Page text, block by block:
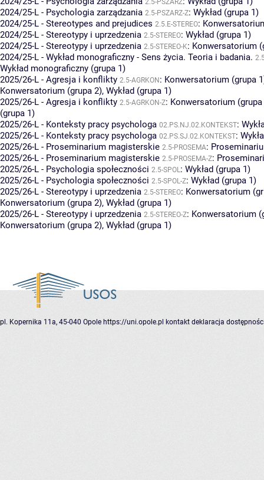
2.5-PSZARZ
2024/25-L - Psychologia zarządzania 2.5-PSZARZ-Z: Wykład (grupa 1)
2024/25-L - Stereotypes and prejudices 2.5.E-STEREO:
2024/25-L - Stereotypy i uprzedzenia 2.5-STEREO: Wykład (grupa 1)
2024/25-L - Stereotypy i uprzedzenia 2.5-STEREO-K: Konwersatorium
2024/25-L - Wykład monograficzny - Sens życia. Teoria i badania.
Wykład monograficzny (grupa 1)
2025/26-L - Agresja i konflikty 2.5-AGRKON : Konwersatorium (grupa
Konwersatorium (grupa 2), Wykład (grupa 1)
2025/26-L - Agresja i konflikty 2.5-AGRKON-Z: Konwersatorium (grupa
(grupa 1)
2025/26-L - Konteksty pracy psychologa 02.PS.NJ.02.KONTEKST:
2025/26-L - Konteksty pracy psychologa 02.PS.SJ.02.KONTEKST:
2025/26-L - Proseminarium magisterskie 2.5-PROSEMA:
2025/26-L - Proseminarium magisterskie 2.5-PROSEMA-Z:
2025/26-L - Psychologia społeczności 2.5-SPOL: Wykład (grupa 1)
2025/26-L - Psychologia społeczności 2.5-SPOL-Z: Wykład (grupa 1)
2025/26-L - Stereotypy i uprzedzenia 2.5-STEREO: Konwersatorium
Konwersatorium (grupa 2), Wykład (grupa 1)
2025/26-L - Stereotypy i uprzedzenia 2.5-STEREO-Z: Konwersatorium
Konwersatorium (grupa 2), Wykład (grupa 1)
pl. Kopernika 11a, 45-040 Opole https://uni.opole.pl kontakt deklaracja